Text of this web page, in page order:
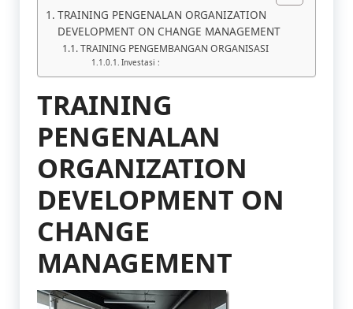
TRAINING PENGENALAN ORGANIZATION
DEVELOPMENT ON CHANGE MANAGEMENT
TRAINING PENGEMBANGAN ORGANISASI
Investasi :
TRAINING
PENGENALAN
ORGANIZATION
DEVELOPMENT ON
CHANGE
MANAGEMENT